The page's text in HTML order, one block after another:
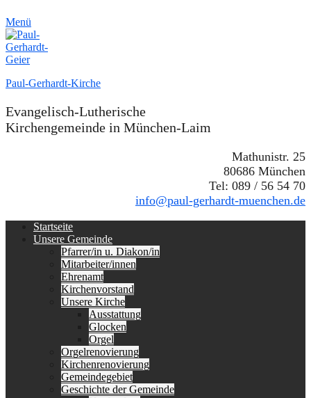
Menü
Paul-Gerhardt-Kirche
Evangelisch-Lutherische
Kirchengemeinde in München-Laim
Mathunistr. 25
80686 München
Tel: 089 / 56 54 70
info@paul-gerhardt-muenchen.de
Erstes
Menü
Startseite
Unsere Gemeinde
Pfarrer/in u. Diakon/in
Mitarbeiter/innen
Ehrenamt
Kirchenvorstand
Unsere Kirche
Ausstattung
Glocken
Orgel
Orgelrenovierung
Kirchenrenovierung
Gemeindegebiet
Geschichte der Gemeinde